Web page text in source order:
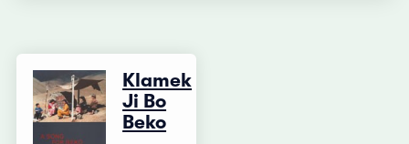
Klamek
Ji Bo
Beko